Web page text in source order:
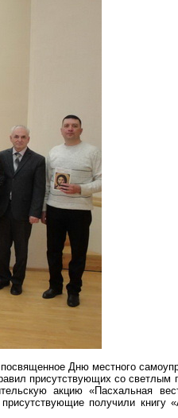
Дню местного
присутствующих со светлым
акцию «Пасхальная
получили книгу